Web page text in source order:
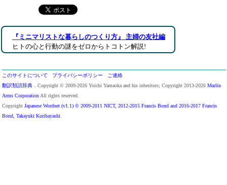
『ミニマリストな暮らしのつくり方』 主婦の友社編
ヒトの心と行動の謎をゼロからトコトン解説!
このサイトについて プライバシーポリシー
ご連絡
翻訳類語辞典 ．Copyright © 2009-2026 Yoichi Yamaoka and his inheritors; Copyright 2013-2026 Marlin
Arms Corporation All rights reserved.
Copyright Japanese Wordnet (v1.1) © 2009-2011 NICT, 2012-2015 Francis Bond and 2016-2017 Francis
Bond, Takayuki Kuribayashi